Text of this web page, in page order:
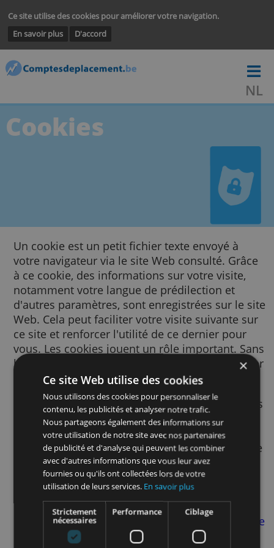
Ce site utilise des cookies pour améliorer votre navigation.
En savoir plus
D'accord
Cookies
Un cookie est un petit fichier texte envoyé à
votre navigateur via le site Web consulté.
à ce cookie, des informations sur votre
notamment votre langue de prédilection et
d'autres paramètres, sont enregistrées sur
Web. Cela peut faciliter votre visite
ce site et renforcer l'utilité de ce dernier
vous. Les cookies jouent un rôle important.
les cookies, l'utilisation du Web pourrait
beaucoup plus frustrante.
Nous utilisons des cookies pour de
finalités. Par exemple, nous y avons recours
pour mémoriser vos paramètres
afin d’améliorer la pertinence des
vous voyez, afin de mesurer le nombre de
visiteurs d’une page, afin de vous aider à
Ce site Web utilise des cookies
Nous utilisons des cookies pour personnaliser le
contenu, les publicités et analyser notre trafic.
Nous partageons également des informations sur
votre utilisation de notre site avec nos partenaires
de publicité et d'analyse qui peuvent les combiner
avec d'autres informations que vous leur avez
fournies ou qu'ils ont collectées lors de votre